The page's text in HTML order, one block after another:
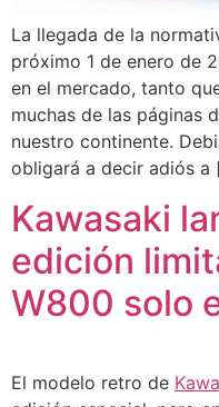
La llegada de la
próximo 1 de enero de
en el mercado, tanto
muchas de las páginas
nuestro continente.
obligará a decir adiós a
Kawasaki
edición
W800 solo
El modelo retro de